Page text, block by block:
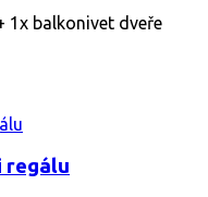
1x balkonivet dveře
regálu